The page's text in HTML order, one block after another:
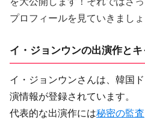
プロフィールを見ていきましょ
イ・ジョンウンの出演作と
イ・ジョンウンさんは、韓国
演情報が登録されています。
代表的な出演作には秘密の監査